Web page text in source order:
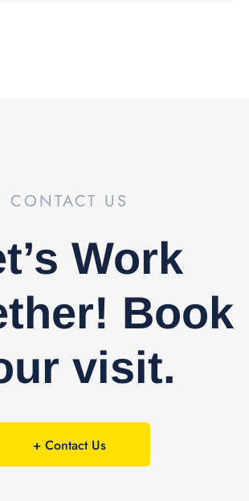
CONTACT US
Work
Book
visit.
+ Contact Us